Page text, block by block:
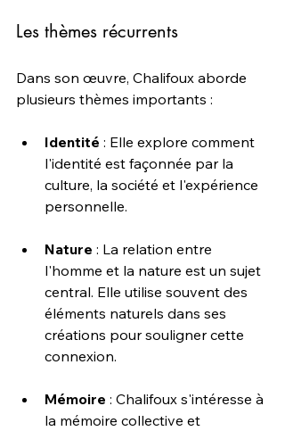
Les thèmes récurrents
Dans son œuvre, Chalifoux aborde
plusieurs thèmes importants :
Identité : Elle explore comment
l'identité est façonnée par la
culture, la société et l'expérience
personnelle.
Nature : La relation entre
l'homme et la nature est un sujet
central. Elle utilise souvent des
éléments naturels dans ses
créations pour souligner cette
connexion.
Mémoire : Chalifoux s'intéresse à
la mémoire collective et